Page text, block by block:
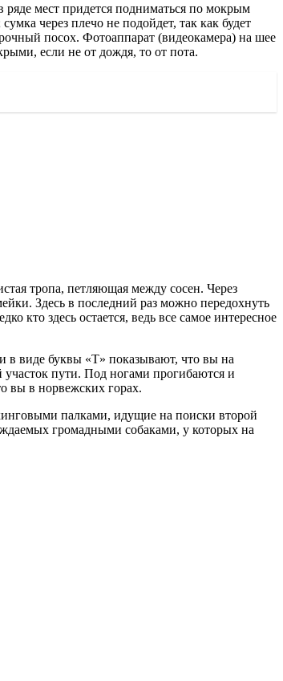
ряде мест придется подниматься по мокрым
через плечо не подойдет, так как будет
посох. Фотоаппарат (видеокамера) на шее
если не от дождя, то от пота.
тропа, петляющая между сосен. Через
Здесь в последний раз можно передохнуть
кто здесь остается, ведь все самое интересное
в виде буквы «Т» показывают, что вы на
пути. Под ногами прогибаются и
вы в норвежских горах.
палками, идущие на поиски второй
громадными собаками, у которых на